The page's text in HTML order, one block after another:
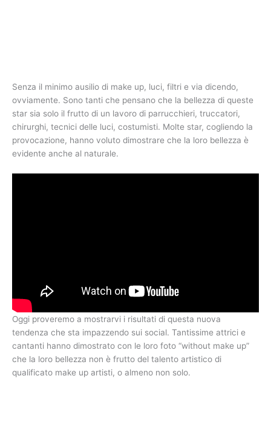
Senza il minimo ausilio di make up, luci, filtri e via dicendo,
ovviamente. Sono tanti che pensano che la bellezza di queste
star sia solo il frutto di un lavoro di parrucchieri, truccatori,
chirurghi, tecnici delle luci, costumisti. Molte star, cogliendo la
provocazione, hanno voluto dimostrare che la loro bellezza è
evidente anche al naturale.
Oggi proveremo a mostrarvi i risultati di questa nuova
tendenza che sta impazzendo sui social. Tantissime attrici e
cantanti hanno dimostrato con le loro foto “without make up”
che la loro bellezza non è frutto del talento artistico di
qualificato make up artisti, o almeno non solo.